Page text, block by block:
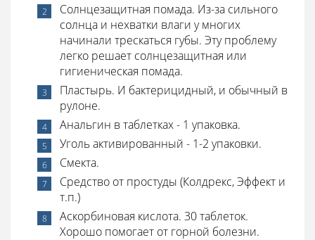
Солнцезащитная помада. Из-за сильного
солнца и нехватки влаги у многих
начинали трескаться губы. Эту проблему
легко решает солнцезащитная или
гигиеническая помада.
Пластырь. И бактерицидный, и обычный в
рулоне.
Анальгин в таблетках - 1 упаковка.
Уголь активированный - 1-2 упаковки.
Смекта.
Средство от простуды (Колдрекс, Эффект и
т.п.)
Аскорбиновая кислота. 30 таблеток.
Хорошо помогает от горной болезни.